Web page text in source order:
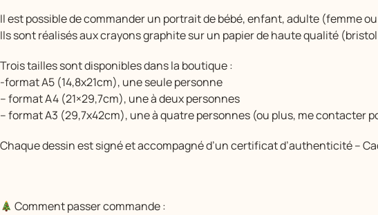
Il est possible de commander un portrait de bébé, enfant, adulte (femme
Ils sont réalisés aux crayons graphite sur un papier de haute qualité
Trois tailles sont disponibles dans la boutique :
-format A5 (14,8x21cm), une seule personne
– format A4 (21×29,7cm), une à deux personnes
– format A3 (29,7x42cm), une à quatre personnes (ou plus, me contacter
Chaque dessin est signé et accompagné d’un certificat d’authenticité –
Comment passer commande :